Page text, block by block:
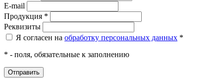
E-mail
Продукция *
Реквизиты
Я согласен на обработку персональных данных *
* - поля, обязательные к заполнению